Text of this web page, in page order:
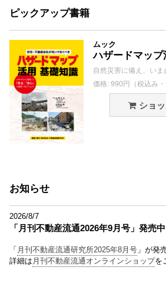
ピックアップ書籍
ムック
ハザードマッ
自然災害に備え、いま
価格: 990円（税込み・
ショッ
お知らせ
2026/8/7
「月刊不動産流通2026年9月号」発売中
「 月刊不動産流通研究所2025年8月号 」が発
詳細は 月刊不動産流通オンラインショップを